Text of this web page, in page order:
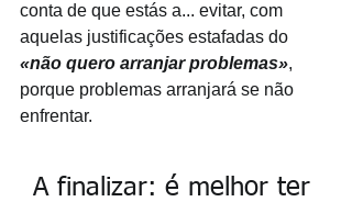
conta de que estás a... evitar, com
aquelas justificações estafadas do
«não quero arranjar problemas»,
porque problemas arranjará se não
enfrentar.
A finalizar: é melhor ter